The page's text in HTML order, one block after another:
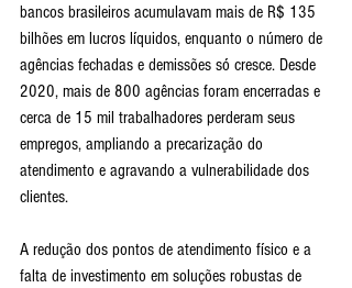
bancos brasileiros acumulavam mais de R$ 135
bilhões em lucros líquidos, enquanto o número de
agências fechadas e demissões só cresce. Desde
2020, mais de 800 agências foram encerradas e
cerca de 15 mil trabalhadores perderam seus
empregos, ampliando a precarização do
atendimento e agravando a vulnerabilidade dos
clientes.
A redução dos pontos de atendimento físico e a
falta de investimento em soluções robustas de